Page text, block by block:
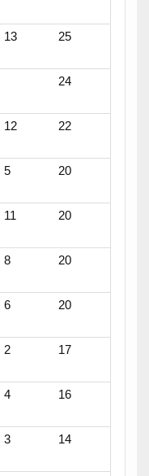
13 25
24
12 22
5 20
11 20
8 20
6 20
2 17
4 16
3 14